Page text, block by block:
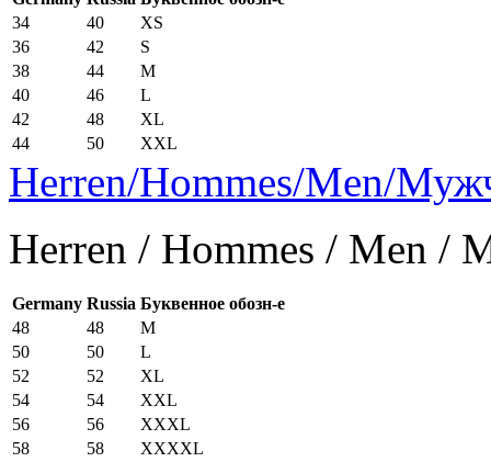
34
40
XS
36
42
S
38
44
M
40
46
L
42
48
XL
44
50 XXL
Herren/Hommes/Men/
Herren / Hommes / Men /
Germany Russia Буквенное обозн-е
48
48
M
50
50
L
52
52
XL
54
54
XXL
56
56
XXXL
58
58 XXXXL